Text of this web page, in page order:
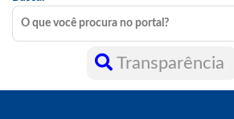
Transparência